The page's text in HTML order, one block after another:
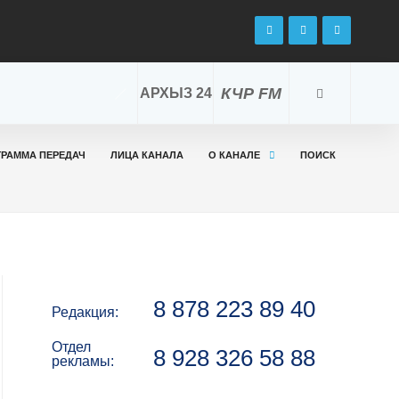
КЧР FM
АРХЫЗ 24
ПЕРЕДАЧ ЛИЦА КАНАЛА О КАНАЛЕ
ПОИСК
Редакция: 8 878 223 89 40
Отдел
рекламы:
8 928 326 58 88